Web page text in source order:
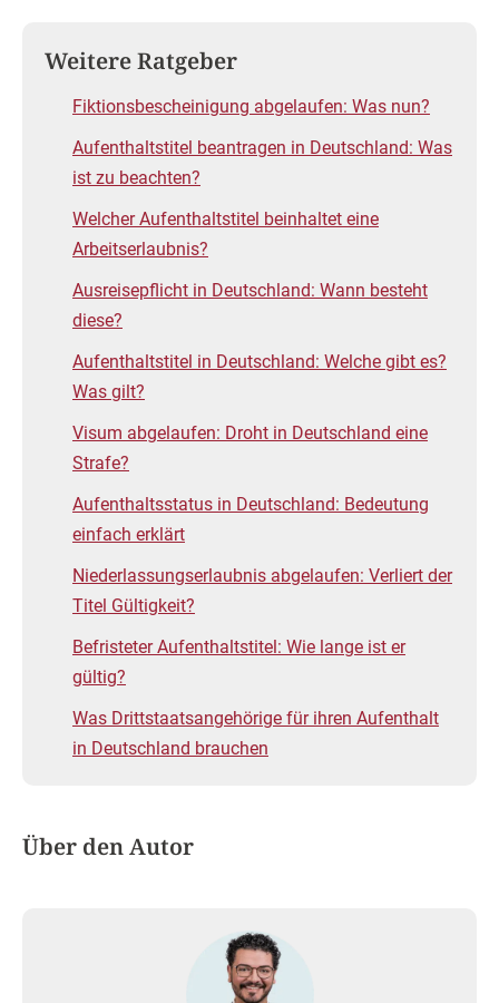
Weitere Ratgeber
Fiktionsbescheinigung abgelaufen: Was nun?
Aufenthaltstitel beantragen in Deutschland: Was
ist zu beachten?
Welcher Aufenthaltstitel beinhaltet eine
Arbeitserlaubnis?
Ausreisepflicht in Deutschland: Wann besteht
diese?
Aufenthaltstitel in Deutschland: Welche gibt es?
Was gilt?
Visum abgelaufen: Droht in Deutschland eine
Strafe?
Aufenthaltsstatus in Deutschland: Bedeutung
einfach erklärt
Niederlassungserlaubnis abgelaufen: Verliert der
Titel Gültigkeit?
Befristeter Aufenthaltstitel: Wie lange ist er
gültig?
Was Drittstaatsangehörige für ihren Aufenthalt
in Deutschland brauchen
Über den Autor